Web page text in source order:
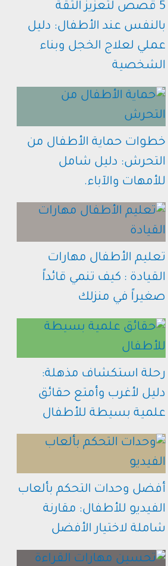
5 قصص لتعزيز الثقة
بالنفس عند الأطفال: دليل
عملي لعلاج الخجل وبناء
الشخصية
خطوات حماية الأطفال من
التحرش: دليل شامل
للأمهات والآباء.
تعليم الأطفال مهارات
القيادة : كيف تنمي قائداً
صغيراً في منزلك
رحلة استكشاف مذهلة:
دليل لأغرب وأمتع حقائق
علمية بسيطة للأطفال
أفضل وحدات التحكم بألعاب
الفيديو للأطفال: مقارنة
شاملة لاختيار الأفضل